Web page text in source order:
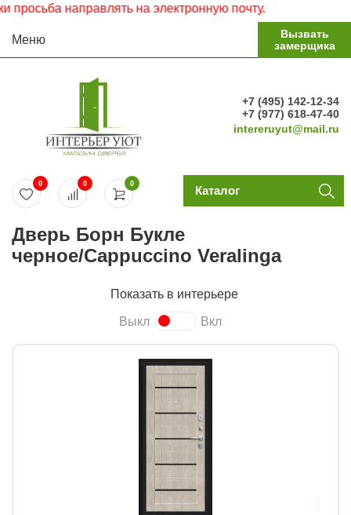
направлять на электронную почту.
Меню
Вызвать
замерщика
+7 (495) 142-12-34
+7 (977) 618-47-40
intereruyut@mail.ru
0
0 0 Каталог
Дверь Борн Букле
черное/Cappuccino Veralinga
Показать в интерьере
Выкл Вкл